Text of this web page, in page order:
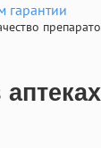
гарантии